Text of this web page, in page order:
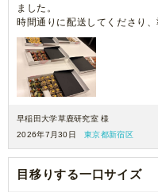
ました。
時間通りに配送してくださり
早稲田大学草鹿研究室 様
2026年7月30日
東京都新宿区
目移りする一口サイズ